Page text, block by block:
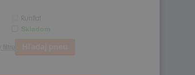
Runflat
Skladom
filtre